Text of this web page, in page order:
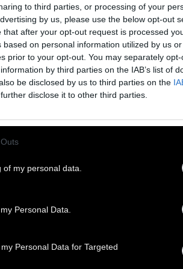
to third parties, or processing of your
by us, please use the below opt-out
after your opt-out request is processed
on personal information utilized by us
prior to your opt-out. You may separately
by third parties on the IAB’s list of
be disclosed by us to third parties on the
disclose it to other third parties.
my personal data.
Personal Data.
Personal Data for Targeted
ταφές έγιναν δίπλα σε
και γεωτρήσεις.
και ειδικούς
νεκρών ζώων χωρίς κατάλληλη
έλεγχο μπορεί να
και χημική ρύπανση
περιβαλλοντική υπηρεσία
σύμφωνα με το ρεπορτάζ.
μονάδων, χωρίς
αξιολόγηση.
περίπτωση στο
ζώα θάφτηκαν μέσα σε